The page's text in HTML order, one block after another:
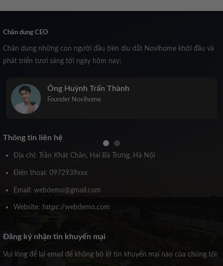
Chân dung CEO
Chân dung những con người đầu tiên dìu dắt Novihome khởi đầu và
phát triển tươi sáng tới ngày hôm nay:
Trịnh Kiều Anh
Co-Founder Novihome
Thông tin liên hệ
Địa chỉ: Trần Khát Chân, Hai Bà Trưng, Hà Nội
Điện thoại: 0972939xxx
Email: webdemo@gmail.com
Website: https://webdemo.com
Đăng ký nhận tin khuyến mại
Vui lòng để lại email để không bỏ lỡ tin khuyến mại nào của chúng tôi: